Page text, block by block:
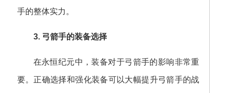
手的整体实力。
3. 弓箭手的装备选择
在永恒纪元中，装备对于弓箭手的影响非常重
要。正确选择和强化装备可以大幅提升弓箭手的战